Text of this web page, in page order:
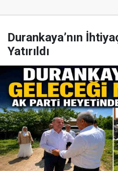
Durankaya’nın
Yatırıldı